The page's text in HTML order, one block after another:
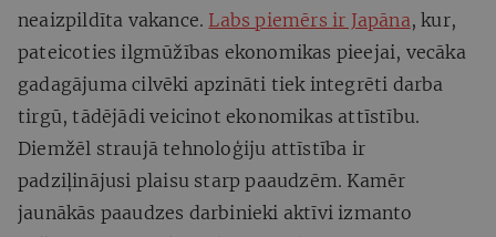
neaizpildīta vakance. Labs piemērs ir Japāna, kur,
pateicoties ilgmūžības ekonomikas pieejai, vecāka
gadagājuma cilvēki apzināti tiek integrēti darba
tirgū, tādējādi veicinot ekonomikas attīstību.
Diemžēl straujā tehnoloģiju attīstība ir
padziļinājusi plaisu starp paaudzēm. Kamēr
jaunākās paaudzes darbinieki aktīvi izmanto